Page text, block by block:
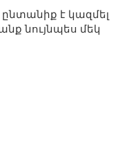
է կազմել
նույնպես մեկ